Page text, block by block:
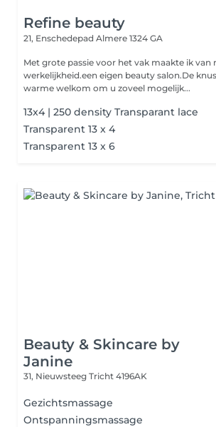
Refine beauty
21, Enschedepad Almere 1324 GA
Met grote passie voor het vak maakte ik van
werkelijkheid.een eigen beauty salon.De
warme welkom om u zoveel mogelijk...
13x4 | 250 density Transparant lace
Transparent 13 x 4
Transparent 13 x 6
Beauty & Skincare by
Janine
31, Nieuwsteeg Tricht 4196AK
Gezichtsmassage
Ontspanningsmassage